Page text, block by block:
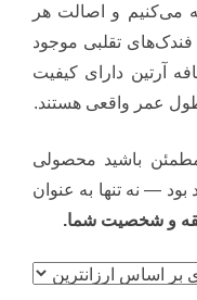
می‌کنیم و اصالت هر
تقلبی موجود
آرتین دارای کیفیت
عمر واقعی هستند.
مطمئن باشید محصولی
— نه تنها به عنوان
و شخصیت شما.